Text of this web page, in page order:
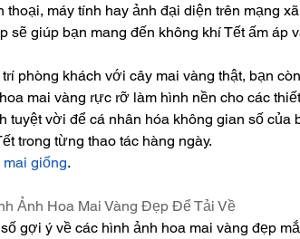
thoại, máy tính hay ảnh đại diện trên mạng
sẽ giúp bạn mang đến không khí Tết ấm áp
phòng khách với cây mai vàng thật, bạn
mai vàng rực rỡ làm hình nền cho các
tuyệt vời để cá nhân hóa không gian số của
trong từng thao tác hàng ngày.
giống.
Ảnh Hoa Mai Vàng Đẹp Để Tải Về
gợi ý về các hình ảnh hoa mai vàng đẹp